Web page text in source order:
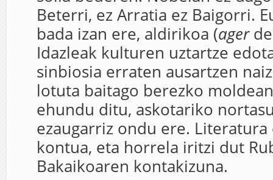
Beterri, ez Arratia ez Baigorri.
bada izan ere, aldirikoa (ager
Idazleak kulturen uztartze
sinbiosia erraten ausartzen
lotuta baitago berezko
ehundu ditu, askotariko
ezaugarriz ondu ere. Literatura
kontua, eta horrela iritzi dut
Bakaikoaren kontakizuna.